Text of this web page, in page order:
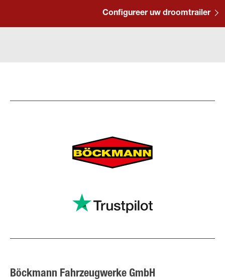
Configureer uw droomtrailer
Böckmann Fahrzeugwerke GmbH